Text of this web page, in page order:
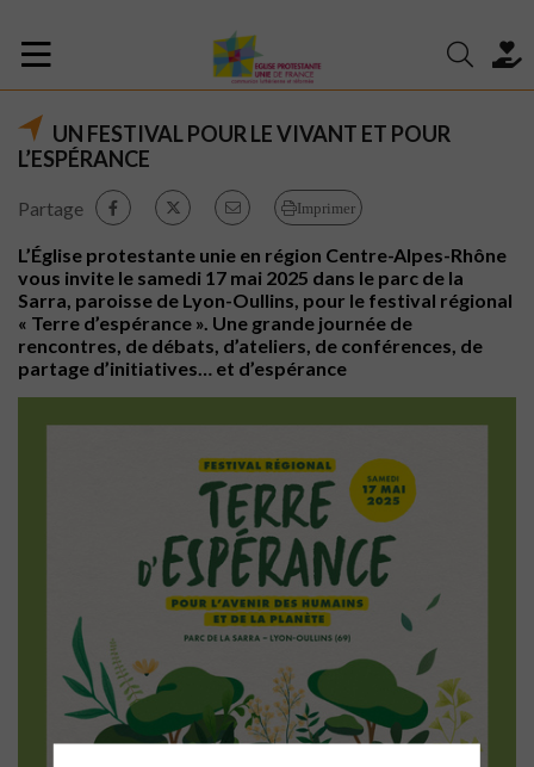
UN FESTIVAL POUR LE VIVANT ET POUR
L’ESPÉRANCE
Partage Imprimer
L’Église protestante unie en région Centre-Alpes-Rhône
vous invite le samedi 17 mai 2025 dans le parc de la
Sarra, paroisse de Lyon-Oullins, pour le festival régional
« Terre d’espérance ». Une grande journée de
rencontres, de débats, d’ateliers, de conférences, de
partage d’initiatives… et d’espérance